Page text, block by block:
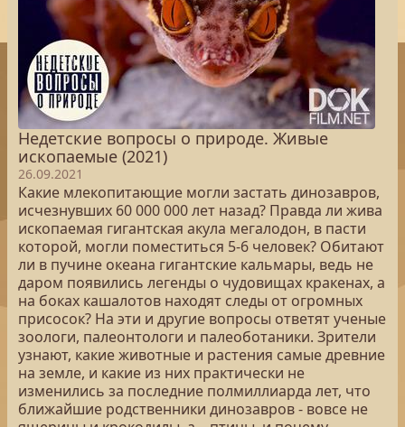
Недетские вопросы о природе. Живые
ископаемые (2021)
26.09.2021
Какие млекопитающие могли застать динозавров,
исчезнувших 60 000 000 лет назад? Правда ли жива
ископаемая гигантская акула мегалодон, в пасти
которой, могли поместиться 5-6 человек? Обитают
ли в пучине океана гигантские кальмары, ведь не
даром появились легенды о чудовищах кракенах, а
на боках кашалотов находят следы от огромных
присосок? На эти и другие вопросы ответят ученые
зоологи, палеонтологи и палеоботаники. Зрители
узнают, какие животные и растения самые древние
на земле, и какие из них практически не
изменились за последние полмиллиарда лет, что
ближайшие родственники динозавров - вовсе не